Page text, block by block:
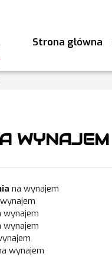
Strona główna
WYNAJEM
na wynajem
wynajem
wynajem
wynajem